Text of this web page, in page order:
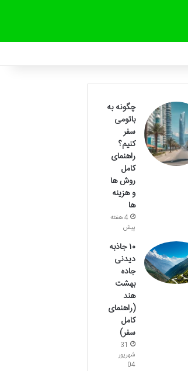
چگونه به
باتومی
سفر
کنیم؟
راهنمای
کامل
روش ها
و هزینه
ها
4 هفته
پیش
۱۰ جاذبه
دیدنی
جاده
بهشت
هند
(راهنمای
کامل
سفر)
31
شهریور
04